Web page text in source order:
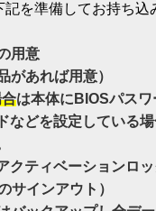
記を準備してお持ち込
用意
があれば用意）
は本体にBIOSパス
などを設定している
クティベーションロ
サインアウト）